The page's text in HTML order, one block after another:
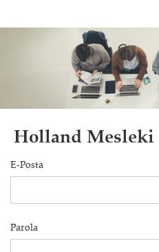
Holland Mesleki
E-Posta
Parola